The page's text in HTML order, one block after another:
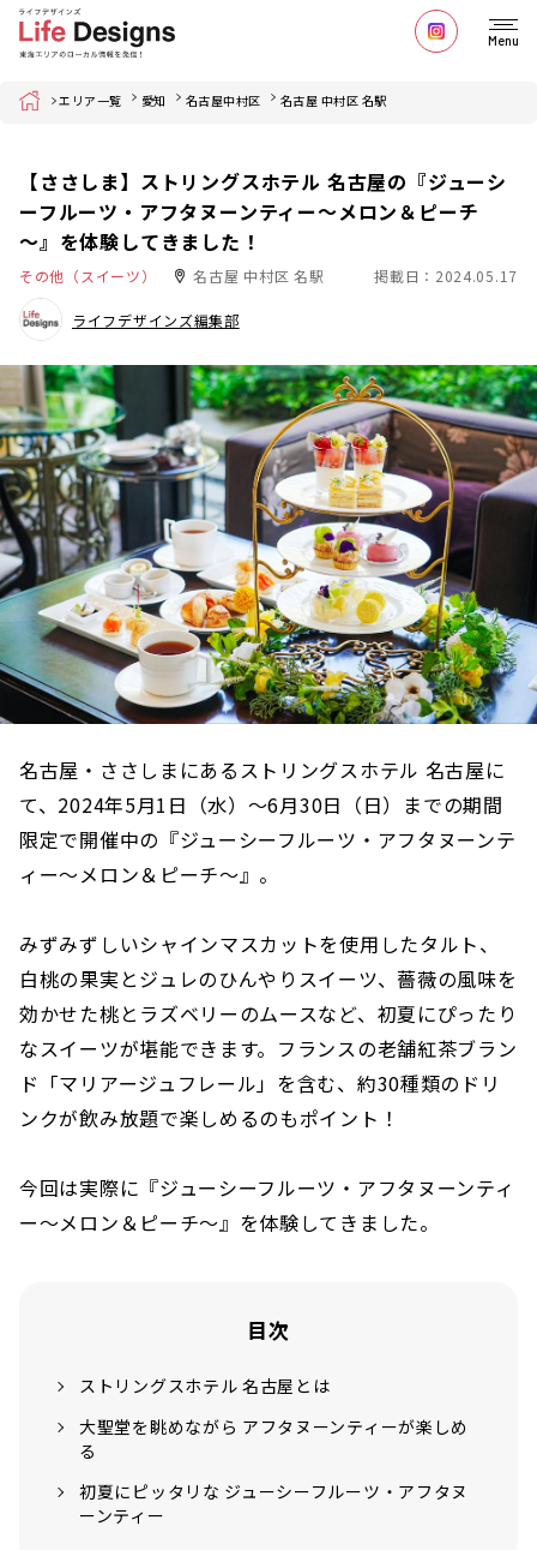
Menu
Home エリア一覧 愛知 名古屋中村区 名古屋 中村区 名駅
【ささしま】ストリングスホテル 名古屋の『ジューシ
ーフルーツ・アフタヌーンティー～メロン＆ピーチ
～』を体験してきました！
その他（スイーツ） 名古屋 中村区 名駅 掲載日：2024.05.17
ライフデザインズ編集部
名古屋・ささしまにあるストリングスホテル 名古屋に
て、2024年5月1日（水）～6月30日（日）までの期間
限定で開催中の『ジューシーフルーツ・アフタヌーンテ
ィー～メロン＆ピーチ～』。
みずみずしいシャインマスカットを使用したタルト、
白桃の果実とジュレのひんやりスイーツ、薔薇の風味を
効かせた桃とラズベリーのムースなど、初夏にぴったり
なスイーツが堪能できます。フランスの老舗紅茶ブラン
ド「マリアージュフレール」を含む、約30種類のドリ
ンクが飲み放題で楽しめるのもポイント！
今回は実際に『ジューシーフルーツ・アフタヌーンティ
ー～メロン＆ピーチ～』を体験してきました。
目次
ストリングスホテル 名古屋とは
大聖堂を眺めながら アフタヌーンティーが楽しめ
る
初夏にピッタリな ジューシーフルーツ・アフタヌ
ーンティー